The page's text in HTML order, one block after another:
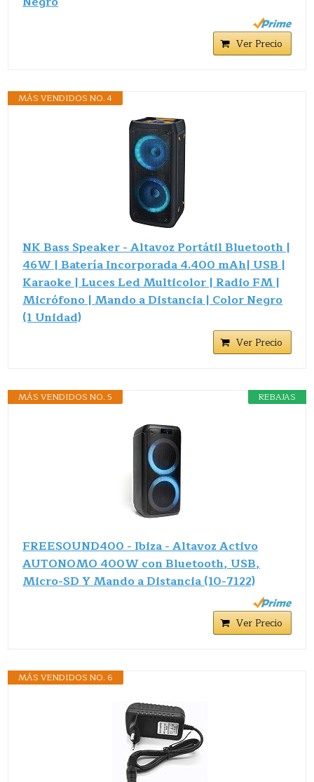
Ver Precio
MÁS VENDIDOS NO. 4
NK Bass Speaker - Altavoz Portátil Bluetooth |
46W | Batería Incorporada 4.400 mAh| USB |
Karaoke | Luces Led Multicolor | Radio FM |
Micrófono | Mando a Distancia | Color Negro
(1 Unidad)
Ver Precio
REBAJAS
MÁS VENDIDOS NO. 5
FREESOUND400 - Ibiza - Altavoz Activo
AUTONOMO 400W con Bluetooth, USB,
Micro-SD Y Mando a Distancia (10-7122)
Ver Precio
MÁS VENDIDOS NO. 6